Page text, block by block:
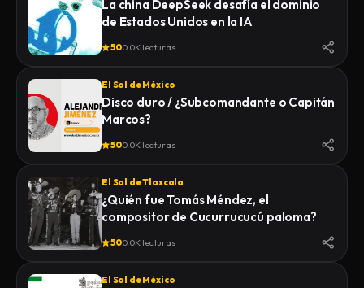
La china DeepSeek desafía el dominio
de Estados Unidos en la IA
500.0K lecturas
El Sol de México
Disco duro / ¿Subcomandante o Capitán
Marcos?
500.0K lecturas
El Sol de Tlaxcala
¿Quién fue Tomás Méndez, el
compositor de Cucurrucucú paloma?
500.0K lecturas
El Sol de México